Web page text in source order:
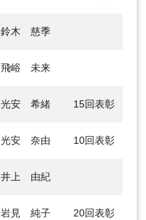
鈴木 慈季
飛峪 未来
光安 希緒 15回表彰
光安 奈由 10回表彰
井上 由紀
岩見 純子 20回表彰